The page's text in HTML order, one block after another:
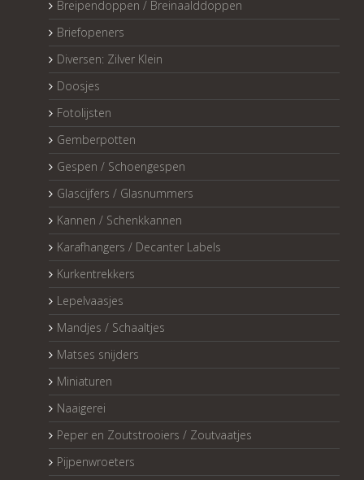
Breipendoppen / Breinaalddoppen
Briefopeners
Diversen: Zilver Klein
Doosjes
Fotolijsten
Gemberpotten
Gespen / Schoengespen
Glascijfers / Glasnummers
Kannen / Schenkkannen
Karafhangers / Decanter Labels
Kurkentrekkers
Lepelvaasjes
Mandjes / Schaaltjes
Matses snijders
Miniaturen
Naaigerei
Peper en Zoutstrooiers / Zoutvaatjes
Pijpenwroeters